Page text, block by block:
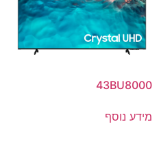
43BU8000
מידע נוסף